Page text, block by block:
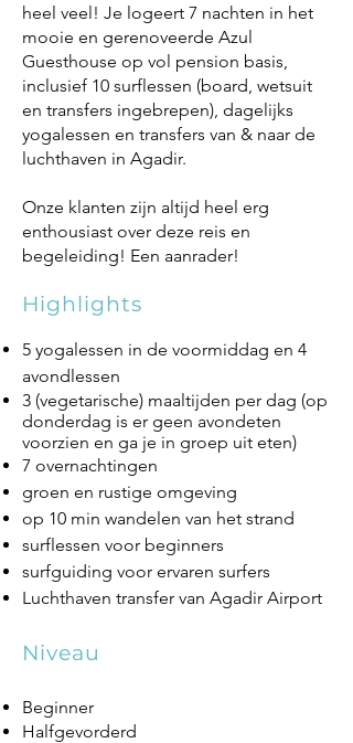
heel veel! Je logeert 7 nachten in het
mooie en gerenoveerde Azul
Guesthouse op vol pension basis,
inclusief 10 surflessen (board, wetsuit
en transfers ingebrepen), dagelijks
yogalessen en transfers van & naar de
luchthaven in Agadir.
Onze klanten zijn altijd heel erg
enthousiast over deze reis en
begeleiding! Een aanrader!
Highlights
5 yogalessen in de voormiddag en 4
avondlessen
3 (vegetarische) maaltijden per dag (op
donderdag is er geen avondeten
voorzien en ga je in groep uit eten)
7 overnachtingen
groen en rustige omgeving
op 10 min wandelen van het strand
surflessen voor beginners
surfguiding voor ervaren surfers
Luchthaven transfer van Agadir Airport
Niveau
Beginner
Halfgevorderd